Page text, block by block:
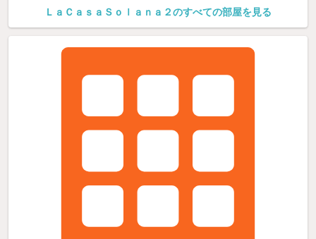
ＬａＣａｓａＳｏｌａｎａ２のすべての部屋を見る